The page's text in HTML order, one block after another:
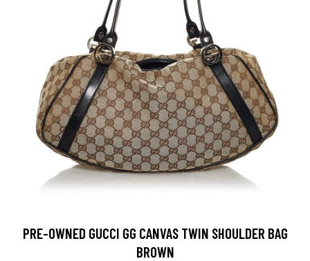
PRE-OWNED GUCCI GG CANVAS TWIN SHOULDER BAG
BROWN